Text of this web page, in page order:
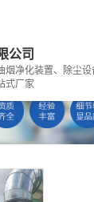
公司
烟净化装置、除尘
式厂家